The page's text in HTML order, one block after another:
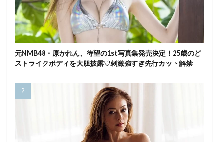
元NMB48・原かれん、待望の1st写真集発売決定！25歳のど
ストライクボディを大胆披露♡刺激強すぎ先行カット解禁